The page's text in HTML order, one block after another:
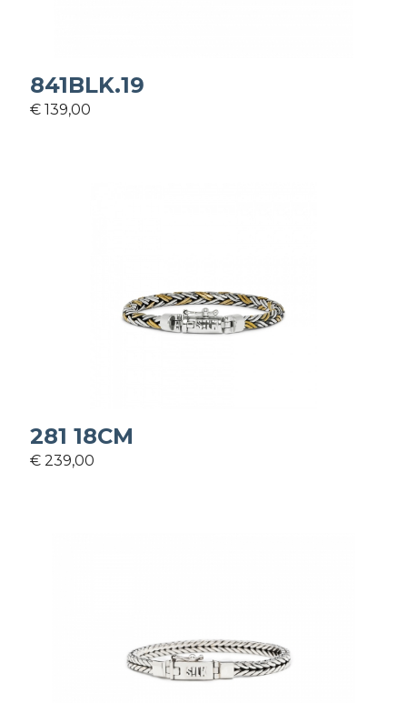
841BLK.19
€ 139,00
281 18CM
€ 239,00